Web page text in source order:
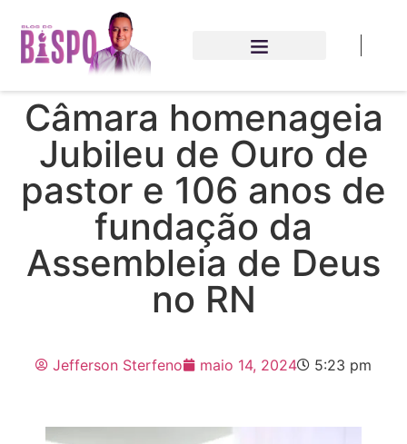
Câmara homenageia
Jubileu de Ouro de
pastor e 106 anos de
fundação da
Assembleia de Deus
no RN
Jefferson Sterfeno maio 14, 2024 5:23 pm